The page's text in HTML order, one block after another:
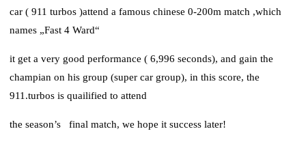
car ( 911 turbos )attend a famous chinese 0-200m match ,which
names „Fast 4 Ward“
it get a very good performance ( 6,996 seconds), and gain the
champian on his group (super car group), in this score, the
911.turbos is quailified to attend
the season’s final match, we hope it success later!